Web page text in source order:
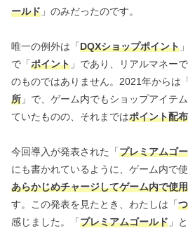
ールド 」のみだったのです。
唯一の例外は「DQXショップポイント
で「ポイント 」であり、リアルマネー
のものではありません。2021年からは
所 」で、ゲーム内でもショップアイテ
ていたものの、それまではポイント配
今回導入が発表された「プレミアムゴ
にも書かれているように、ゲーム内で
あらかじめチャージしてゲーム内で使
す。この発表を見たとき、わたしは「
感じました。「プレミアムゴールド 」